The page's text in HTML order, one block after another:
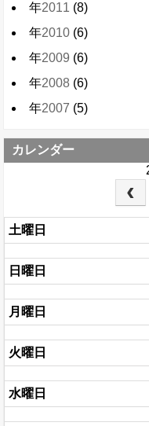
年2011 (8)
年2010 (6)
年2009 (6)
年2008 (6)
年2007 (5)
カレンダー
土曜日
日曜日
月曜日
火曜日
水曜日